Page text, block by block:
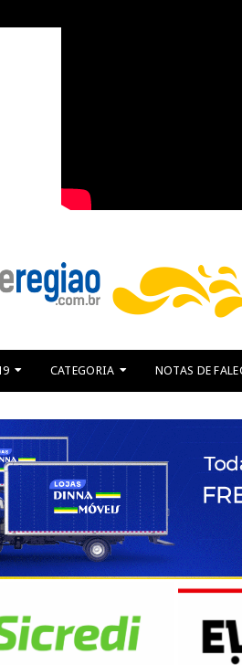
CATEGORIA NOTAS DE